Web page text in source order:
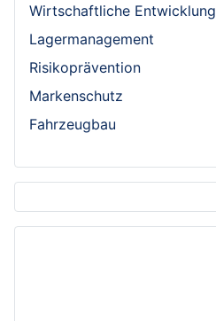
Wirtschaftliche Entwicklung
Lagermanagement
Risikoprävention
Markenschutz
Fahrzeugbau